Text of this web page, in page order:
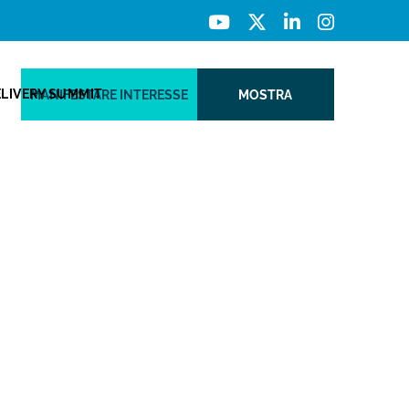
SUMMIT
MANIFESTARE INTERESSE MOSTRA